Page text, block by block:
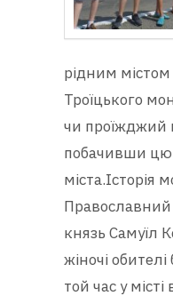
рідним
Троїцького
чи проїжджий
побачивши цю
міста.Історія
Православний
князь Самуїл
жіночі
той час у